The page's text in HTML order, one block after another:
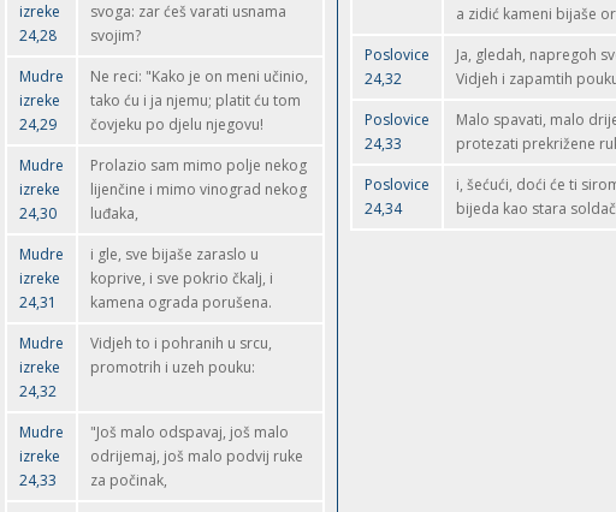
izreke
24,28
svoga: zar ćeš varati usnama
svojim?
Mudre
izreke
24,29
Ne reci: "Kako je on meni učinio,
tako ću i ja njemu; platit ću tom
čovjeku po djelu njegovu!
Mudre
izreke
24,30
Prolazio sam mimo polje nekog
lijenčine i mimo vinograd nekog
luđaka,
Mudre
izreke
24,31
i gle, sve bijaše zaraslo u
koprive, i sve pokrio čkalj, i
kamena ograda porušena.
Mudre
izreke
24,32
Vidjeh to i pohranih u srcu,
promotrih i uzeh pouku:
Mudre
izreke
24,33
"Još malo odspavaj, još malo
odrijemaj, još malo podvij ruke
za počinak,
a zidić kameni bijaše
Poslovice
24,32
Ja, gledah, napregoh
Vidjeh i zapamtih
Poslovice
24,33
Malo spavati, malo
protezati prekrižene
Poslovice
24,34
i, šećući, doći će ti
bijeda kao stara